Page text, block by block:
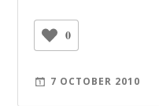
0
7 OCTOBER 2010